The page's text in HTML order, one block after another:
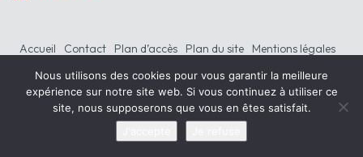
Accueil Contact Plan d’accès Plan du site Mentions légales
Nous utilisons des cookies pour vous garantir la meilleure
expérience sur notre site web. Si vous continuez à utiliser ce
site, nous supposerons que vous en êtes satisfait.